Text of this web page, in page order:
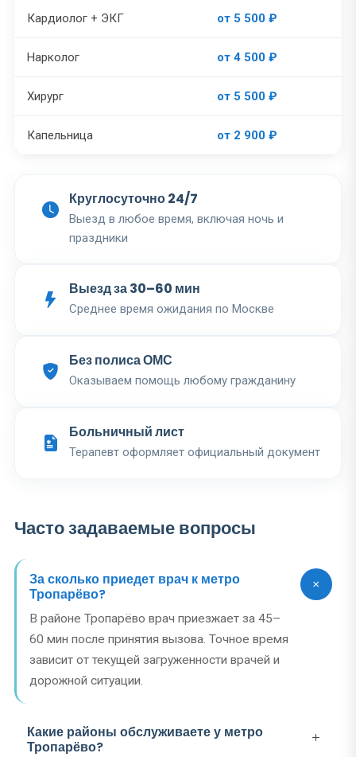
Кардиолог + ЭКГ от 5 500 ₽
Нарколог от 4 500 ₽
Хирург от 5 500 ₽
Капельница от 2 900 ₽
Круглосуточно 24/7
Выезд в любое время, включая ночь и
праздники
Выезд за 30–60 мин
Среднее время ожидания по Москве
Без полиса ОМС
Оказываем помощь любому гражданину
Больничный лист
Терапевт оформляет официальный документ
Часто задаваемые вопросы
За сколько приедет врач к метро
Тропарёво?
В районе Тропарёво врач приезжает за 45–
60 мин после принятия вызова. Точное время
зависит от текущей загруженности врачей и
дорожной ситуации.
Какие районы обслуживаете у метро
Тропарёво?